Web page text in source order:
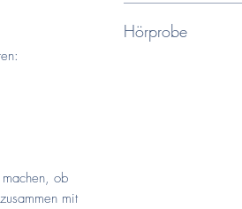
ob
mit
Schwierigkeitsstufen.
Hörprobe